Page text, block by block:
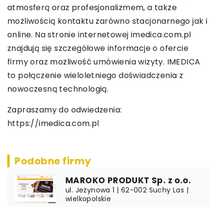
atmosferą oraz profesjonalizmem, a także
możliwością kontaktu zarówno stacjonarnego jak i
online. Na stronie internetowej imedica.com.pl
znajdują się szczegółowe informacje o ofercie
firmy oraz możliwość umówienia wizyty. IMEDICA
to połączenie wieloletniego doświadczenia z
nowoczesną technologią.
Zapraszamy do odwiedzenia:
https://imedica.com.pl
Podobne firmy
MAROKO PRODUKT Sp. z o.o.
ul. Jeżynowa 1 | 62-002 Suchy Las |
wielkopolskie